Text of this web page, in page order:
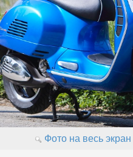
Фото на весь экран